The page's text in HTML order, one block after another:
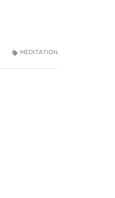
MEDITATION